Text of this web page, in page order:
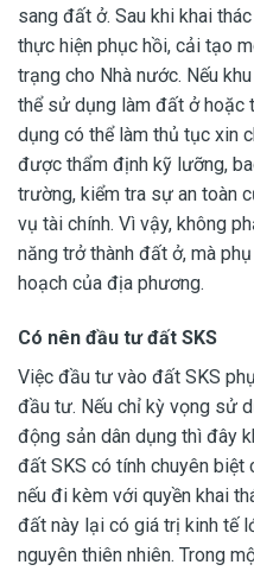
sang đất ở. Sau khi khai
thực hiện phục hồi, cải tạo
trạng cho Nhà nước. Nếu
thể sử dụng làm đất ở
dụng có thể làm thủ tục xin
được thẩm định kỹ lưỡng,
trường, kiểm tra sự an toàn
vụ tài chính. Vì vậy, không
năng trở thành đất ở, mà
hoạch của địa phương.
Có nên đầu tư đất SKS
Việc đầu tư vào đất SKS
đầu tư. Nếu chỉ kỳ vọng sử
động sản dân dụng thì đây
đất SKS có tính chuyên biệt
nếu đi kèm với quyền khai
đất này lại có giá trị kinh tế
nguyên thiên nhiên. Trong